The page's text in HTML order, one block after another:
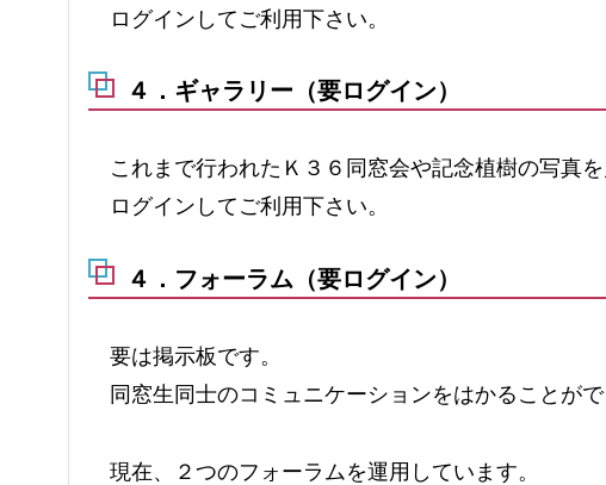
ログインしてご利用下さい。
４．ギャラリー（要ログイン）
これまで行われたＫ３６同窓会や記念植樹の写真を
ログインしてご利用下さい。
４．フォーラム（要ログイン）
要は掲示板です。
同窓生同士のコミュニケーションをはかることがで
現在、２つのフォーラムを運用しています。